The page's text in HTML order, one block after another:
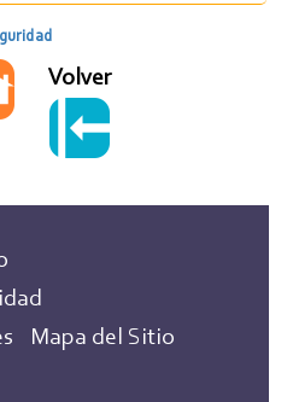
Volver
Mapa del Sitio